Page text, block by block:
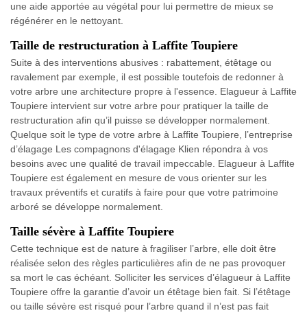
une aide apportée au végétal pour lui permettre de mieux se
régénérer en le nettoyant.
Taille de restructuration à Laffite Toupiere
Suite à des interventions abusives : rabattement, étêtage ou
ravalement par exemple, il est possible toutefois de redonner à
votre arbre une architecture propre à l'essence. Elagueur à Laffite
Toupiere intervient sur votre arbre pour pratiquer la taille de
restructuration afin qu’il puisse se développer normalement.
Quelque soit le type de votre arbre à Laffite Toupiere, l’entreprise
d’élagage Les compagnons d'élagage Klien répondra à vos
besoins avec une qualité de travail impeccable. Elagueur à Laffite
Toupiere est également en mesure de vous orienter sur les
travaux préventifs et curatifs à faire pour que votre patrimoine
arboré se développe normalement.
Taille sévère à Laffite Toupiere
Cette technique est de nature à fragiliser l’arbre, elle doit être
réalisée selon des règles particulières afin de ne pas provoquer
sa mort le cas échéant. Solliciter les services d’élagueur à Laffite
Toupiere offre la garantie d’avoir un étêtage bien fait. Si l’étêtage
ou taille sévère est risqué pour l’arbre quand il n’est pas fait